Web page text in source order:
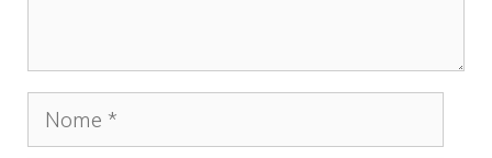
Nome